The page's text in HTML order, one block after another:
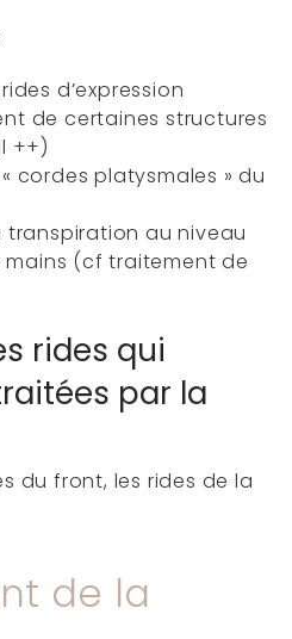
d’expression
de certaines structures
++)
cordes platysmales » du
transpiration au niveau
mains (cf traitement de
rides qui
par la
du front, les rides de la
de la